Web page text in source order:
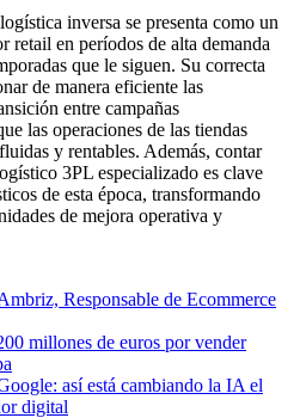
inversa se presenta como un
retail en períodos de alta demanda
que le siguen. Su correcta
de manera eficiente las
entre campañas
las operaciones de las tiendas
y rentables. Además, contar
3PL especializado es clave
de esta época, transformando
de mejora operativa y
Responsable de Ecommerce
millones de euros por vender
así está cambiando la IA el
digital